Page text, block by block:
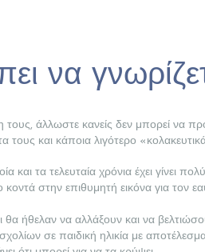
να
τους, άλλωστε κανείς δεν μπορεί να
και κάποια λιγότερο
και τα τελευταία χρόνια έχει
στην επιθυμητή εικόνα για τον
να αλλάξουν και να
σε παιδική ηλικία με